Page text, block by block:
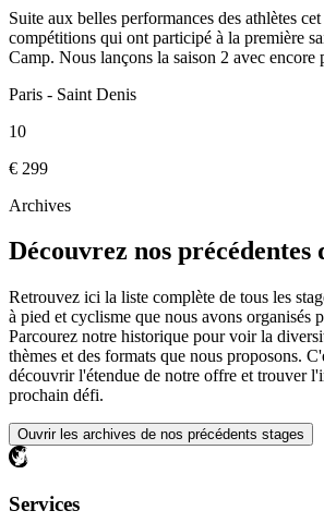
Suite aux belles performances des athlètes
compétitions qui ont participé à la première
Camp. Nous lançons la saison 2 avec encore
Paris - Saint Denis
10
€ 299
Archives
Découvrez nos précédentes
Retrouvez ici la liste complète de tous les
à pied et cyclisme que nous avons organisés
Parcourez notre historique pour voir la
thèmes et des formats que nous proposons.
découvrir l'étendue de notre offre et trouver
prochain défi.
Ouvrir les archives de nos précédents stages
Services